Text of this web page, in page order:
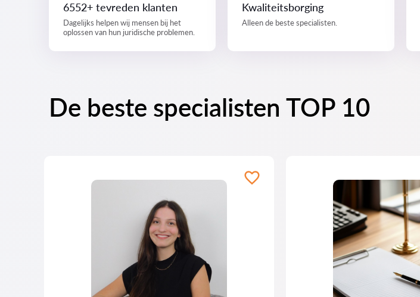
6552+ tevreden klanten
Dagelijks helpen wij mensen bij het
oplossen van hun juridische problemen.
Kwaliteitsborging
Alleen de beste specialisten.
De beste specialisten TOP 10